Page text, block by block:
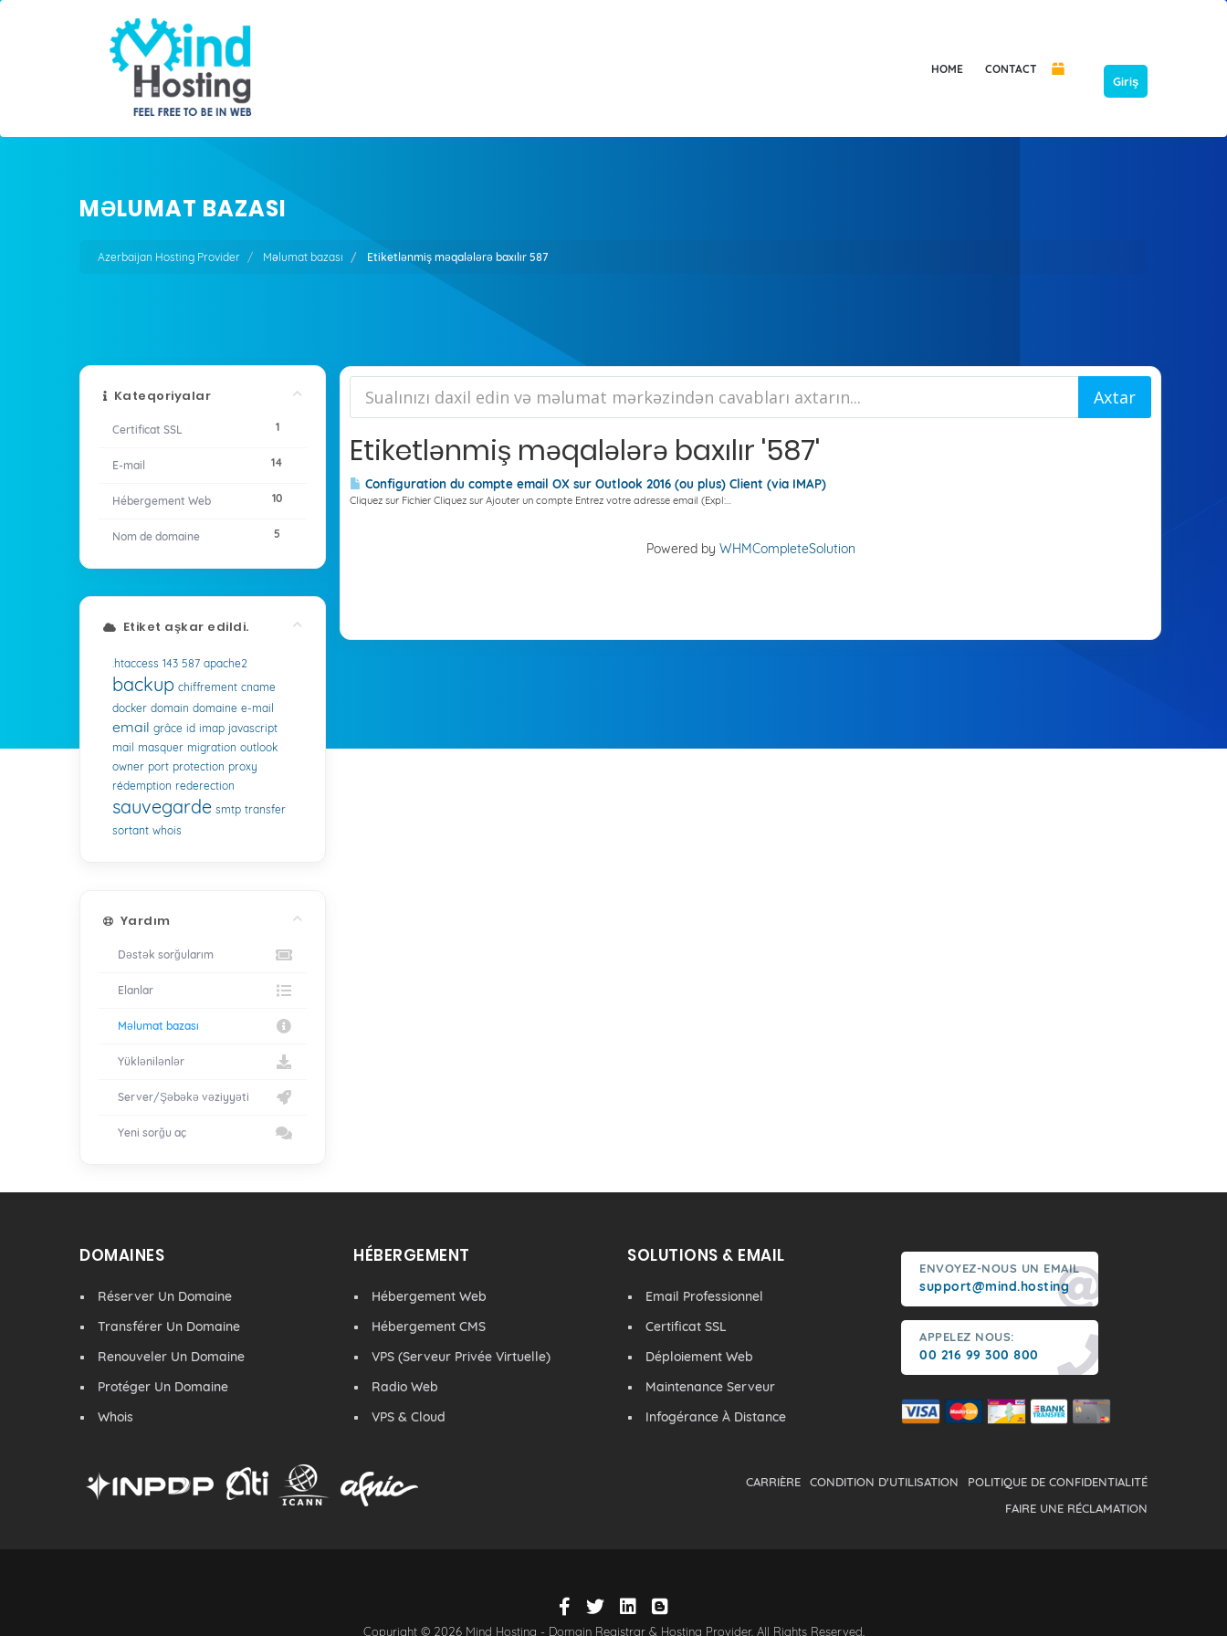
HOME CONTACT
Giriş
MƏLUMAT BAZASI
Azerbaijan Hosting Provider Məlumat bazası Etiketlənmiş məqalələrə baxılır 587
Kateqoriyalar
1
Certificat SSL
14
E-mail
10
Hébergement Web
5
Nom de domaine
Etiketlənmiş məqalələrə baxılır '587'
Configuration du compte email OX sur Outlook 2016 (ou plus) Client (via IMAP)
Cliquez sur Fichier Cliquez sur Ajouter un compte Entrez votre adresse email (Expl:...
Powered by WHMCompleteSolution
Etiket aşkar edildi.
.htaccess 143 587 apache2
backup chiffrement cname
docker domain domaine e-mail
email grâce id imap javascript
mail masquer migration outlook
owner port protection proxy
rédemption rederection
sauvegarde smtp transfer
sortant whois
Yardım
Dəstək sorğularım
Elanlar
Məlumat bazası
Yüklənilənlər
Server/Şəbəkə vəziyyəti
Yeni sorğu aç
DOMAINES
Réserver Un Domaine
Transférer Un Domaine
Renouveler Un Domaine
Protéger Un Domaine
Whois
HÉBERGEMENT
Hébergement Web
Hébergement CMS
VPS (Serveur Privée Virtuelle)
Radio Web
VPS & Cloud
SOLUTIONS & EMAIL
Email Professionnel
Certificat SSL
Déploiement Web
Maintenance Serveur
Infogérance À Distance
ENVOYEZ-NOUS UN EMAIL
support@mind.hosting
APPELEZ NOUS:
00 216 99 300 800
POLITIQUE DE CONFIDENTIALITÉ
CONDITION D'UTILISATION
CARRIÈRE
FAIRE UNE RÉCLAMATION
Copyright © 2026 Mind Hosting - Domain Registrar & Hosting Provider. All Rights Reserved.